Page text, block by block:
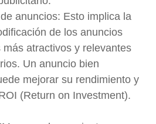
anuncios: Esto implica la
de los anuncios
más atractivos y relevantes
Un anuncio bien
mejorar su rendimiento y
(Return on Investment).